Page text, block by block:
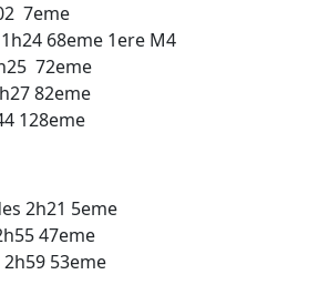
7eme
68eme 1ere M4
72eme
82eme
128eme
2h21 5eme
47eme
53eme